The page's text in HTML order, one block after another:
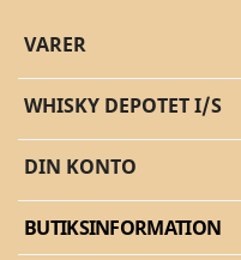
VARER
WHISKY DEPOTET I/S
DIN KONTO
BUTIKSINFORMATION